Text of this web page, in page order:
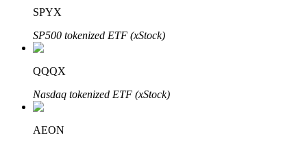
Investissement automobile
Obtenez des bénéfices à long terme et des intérêts flexibles
SPYX
SP500 tokenized ETF (xStock)
QQQX
Nasdaq tokenized ETF (xStock)
AEON